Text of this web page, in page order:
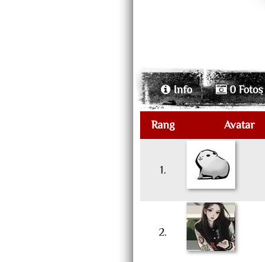
Info 0 Fotos
Rang Avatar
1.
2.